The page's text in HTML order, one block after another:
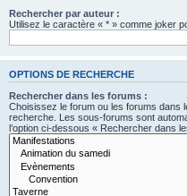
Rechercher par auteur :
Utilisez le caractère « * » comme joker
OPTIONS DE RECHERCHE
Rechercher dans les forums :
Choisissez le forum ou les forums dans
recherche. Les sous-forums sont
l’option ci-dessous « Rechercher dans